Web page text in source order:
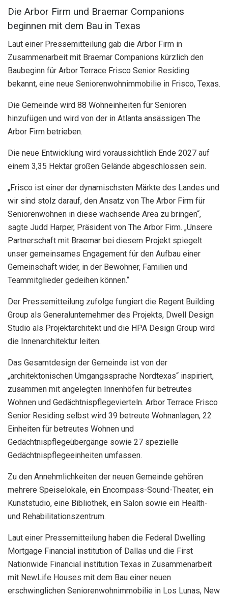
Die Arbor Firm und Braemar Companions
beginnen mit dem Bau in Texas
Laut einer Pressemitteilung gab die Arbor Firm in
Zusammenarbeit mit Braemar Companions kürzlich den
Baubeginn für Arbor Terrace Frisco Senior Residing
bekannt, eine neue Seniorenwohnimmobilie in Frisco, Texas.
Die Gemeinde wird 88 Wohneinheiten für Senioren
hinzufügen und wird von der in Atlanta ansässigen The
Arbor Firm betrieben.
Die neue Entwicklung wird voraussichtlich Ende 2027 auf
einem 3,35 Hektar großen Gelände abgeschlossen sein.
„Frisco ist einer der dynamischsten Märkte des Landes und
wir sind stolz darauf, den Ansatz von The Arbor Firm für
Seniorenwohnen in diese wachsende Area zu bringen“,
sagte Judd Harper, Präsident von The Arbor Firm. „Unsere
Partnerschaft mit Braemar bei diesem Projekt spiegelt
unser gemeinsames Engagement für den Aufbau einer
Gemeinschaft wider, in der Bewohner, Familien und
Teammitglieder gedeihen können.“
Der Pressemitteilung zufolge fungiert die Regent Building
Group als Generalunternehmer des Projekts, Dwell Design
Studio als Projektarchitekt und die HPA Design Group wird
die Innenarchitektur leiten.
Das Gesamtdesign der Gemeinde ist von der
„architektonischen Umgangssprache Nordtexas“ inspiriert,
zusammen mit angelegten Innenhöfen für betreutes
Wohnen und Gedächtnispflegevierteln. Arbor Terrace Frisco
Senior Residing selbst wird 39 betreute Wohnanlagen, 22
Einheiten für betreutes Wohnen und
Gedächtnispflegeübergänge sowie 27 spezielle
Gedächtnispflegeeinheiten umfassen.
Zu den Annehmlichkeiten der neuen Gemeinde gehören
mehrere Speiselokale, ein Encompass-Sound-Theater, ein
Kunststudio, eine Bibliothek, ein Salon sowie ein Health-
und Rehabilitationszentrum.
Laut einer Pressemitteilung haben die Federal Dwelling
Mortgage Financial institution of Dallas und die First
Nationwide Financial institution Texas in Zusammenarbeit
mit NewLife Houses mit dem Bau einer neuen
erschwinglichen Seniorenwohnimmobilie in Los Lunas, New